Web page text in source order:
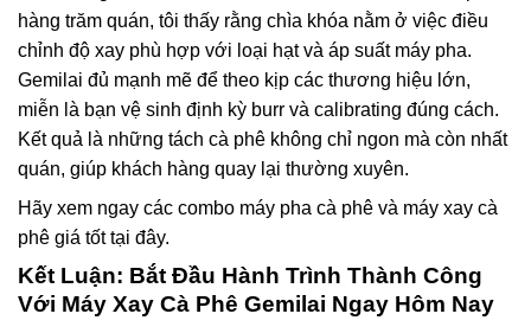
hàng trăm quán, tôi thấy rằng chìa khóa nằm ở việc điều
chỉnh độ xay phù hợp với loại hạt và áp suất máy pha.
Gemilai đủ mạnh mẽ để theo kịp các thương hiệu lớn,
miễn là bạn vệ sinh định kỳ burr và calibrating đúng cách.
Kết quả là những tách cà phê không chỉ ngon mà còn nhất
quán, giúp khách hàng quay lại thường xuyên.
Hãy xem ngay các combo máy pha cà phê và máy xay cà
phê giá tốt tại đây.
Kết Luận: Bắt Đầu Hành Trình Thành Công
Với Máy Xay Cà Phê Gemilai Ngay Hôm Nay